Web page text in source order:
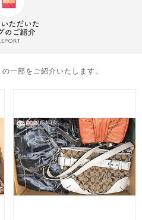
の一部をご紹介いたします。